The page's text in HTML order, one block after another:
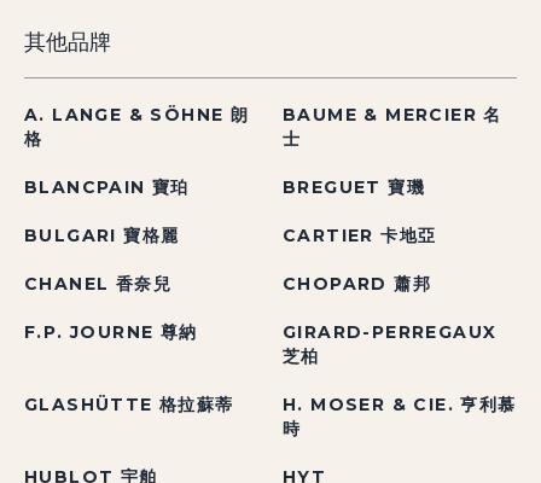
其他品牌
A. LANGE & SÖHNE 朗
格
BAUME & MERCIER 名
士
BLANCPAIN 寶珀 BREGUET 寶璣
BULGARI 寶格麗 CARTIER 卡地亞
CHANEL 香奈兒 CHOPARD 蕭邦
F.P. JOURNE 尊納
GIRARD-PERREGAUX
芝柏
GLASHÜTTE 格拉蘇蒂
H. MOSER & CIE. 亨利慕
時
HUBLOT 宇舶 HYT